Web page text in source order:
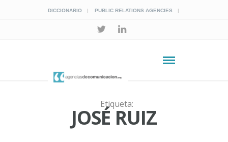
DICCIONARIO PUBLIC RELATIONS AGENCIES
Etiqueta:
JOSÉ RUIZ